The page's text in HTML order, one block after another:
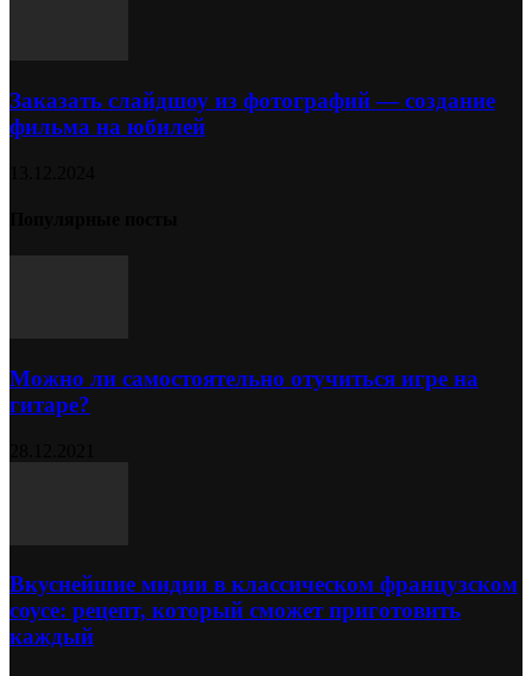
Заказать слайдшоу из фотографий — создание
фильма на юбилей
Можно ли самостоятельно отучиться игре на
гитаре?
Вкуснейшие мидии в классическом французском
соусе: рецепт, который сможет приготовить
каждый